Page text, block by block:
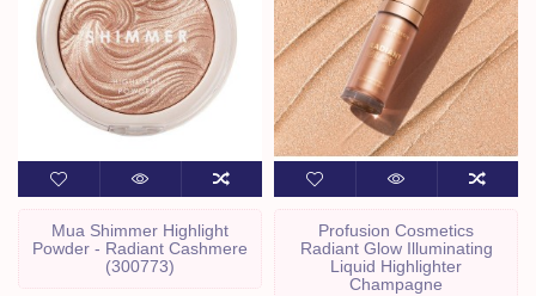
Mua Shimmer Highlight
Powder - Radiant Cashmere
(300773)
Profusion Cosmetics
Radiant Glow Illuminating
Liquid Highlighter
Champagne